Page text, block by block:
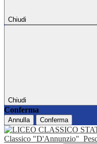
Chiudi
Chiudi
Conferma
Annulla Conferma
Classico "D'Annunzio"